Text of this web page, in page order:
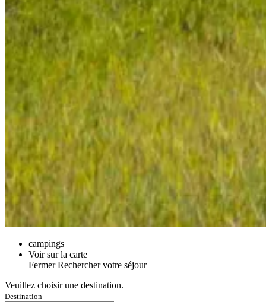
campings
Voir sur la carte
Fermer Rechercher votre séjour
Veuillez choisir une destination.
Destination